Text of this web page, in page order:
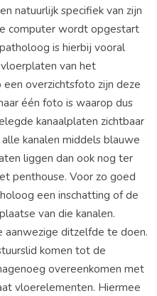
natuurlijk specifiek van zijn
computer wordt opgestart
is hierbij vooral
van het
overzichtsfoto zijn deze
één foto is waarop dus
kanaalplaten zichtbaar
kanalen middels blauwe
liggen dan ook nog ter
penthouse. Voor zo goed
een inschatting of de
van die kanalen.
aanwezige ditzelfde te doen.
komen tot de
overeenkomen met
vloerelementen. Hiermee